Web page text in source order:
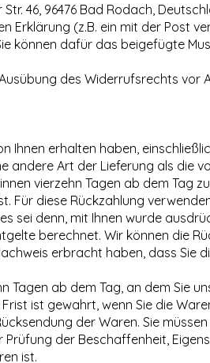
46, 96476 Bad Rodach,
Erklärung (z.B. ein mit der Post
können dafür das beigefügte
des Widerrufsrechts vor
Ihnen erhalten haben,
andere Art der Lieferung als die
vierzehn Tagen ab dem Tag
Für diese Rückzahlung
sei denn, mit Ihnen wurde
berechnet. Wir können die
erbracht haben, dass Sie
Tagen ab dem Tag, an dem Sie
ist gewahrt, wenn Sie die
der Waren. Sie
der Beschaffenheit,
ist.